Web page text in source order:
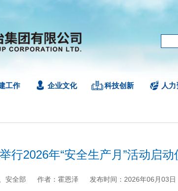
工作 企业文化 科技创新 人
行2026年“安全生产月”活动启动
安全部 作者：霍恩泽 发布时间：2026年06月03日
.